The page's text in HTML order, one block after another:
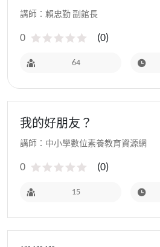
講師：賴忠勤 副館長
0 (0)
64
我的好朋友？
講師：中小學數位素養教育資源網
0 (0)
15